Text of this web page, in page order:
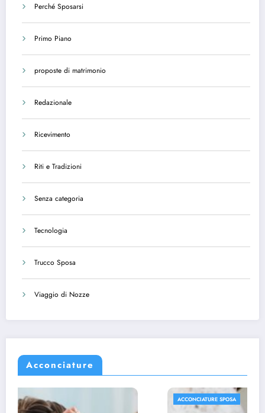
Perché Sposarsi
Primo Piano
proposte di matrimonio
Redazionale
Ricevimento
Riti e Tradizioni
Senza categoria
Tecnologia
Trucco Sposa
Viaggio di Nozze
Acconciature
ACCONCIATURE SPOSA